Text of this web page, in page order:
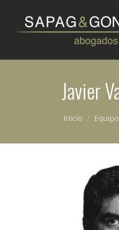
Javier
Estás aquí:Inicio Equipo